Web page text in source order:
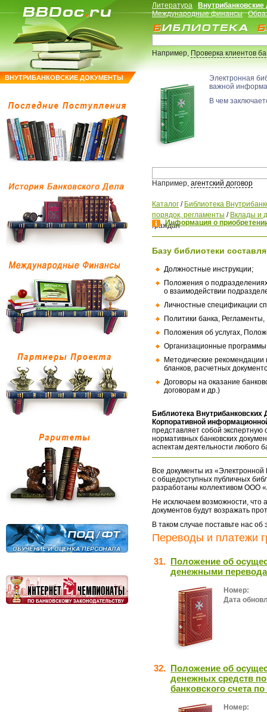
ВНУТРИБАНКОВСКИЕ ДОКУМЕНТЫ
Литература
Международные финансы
Например,Проверка клиентов
Электронная
важной
В чем
Например, агентский договор
Каталог / Библиотека
порядок, регламенты / Вклады и
гражданИнформация о
Базу библиотеки
Должностные инструкции;
Положения о
о взаимодействии
Личностные спецификации
Политики банка,
Положения об услугах,
Организационные
Методические
бланков, расчетных
Договоры на оказание
договорам и др.)
Библиотека
Корпоративной
представляет собой экспертную
нормативных банковских
аспектам деятельности любого
Все документы из «Электронной
с общедоступных публичных
разработаны коллективом ООО
Не исключаем возможности, что
документов будут возражать
В таком случае поставьте нас
Переводы и платежи
31. Положение об
денежными
Номер:
Дата
32. Положение об
денежных средств
банковского счета
Номер: